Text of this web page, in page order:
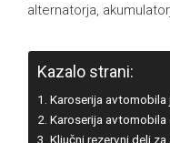
alternatorja,
Kazalo strani:
Karoserija avtomobila
Karoserija
Ključni rezervni deli za